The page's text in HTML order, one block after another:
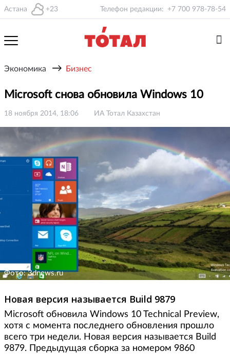
Астана +23 Телефон редакции: +7 700 978-78-54
Экономика → Бизнес
Microsoft снова обновила Windows 10
18 ноября 2014, 18:06 ИА Тотал Казахстан
Фото: 3dnews.ru
Новая версия называется Build 9879
Microsoft обновила Windows 10 Technical Preview,
хотя с момента последнего обновления прошло
всего три недели. Новая версия называется Build
9879. Предыдущая сборка за номером 9860